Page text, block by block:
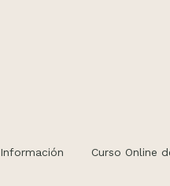
Información Curso Online